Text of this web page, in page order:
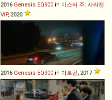
2016 Genesis EQ900 in 미스터 주: 사라진
VIP, 2020
2016 Genesis EQ900 in 아르곤, 2017